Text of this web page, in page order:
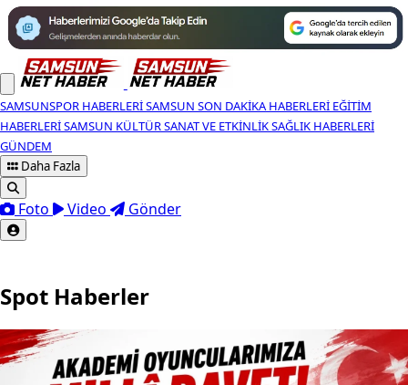
SAMSUNSPOR HABERLERISAMSUN SON DAKIKA HABERLERI EĞITIM
HABERLERISAMSUN KÜLTÜR SANAT VE ETKINLIKSAĞLIK HABERLERI
GÜNDEM
Daha Fazla
Foto Video Gönder
Spot Haberler